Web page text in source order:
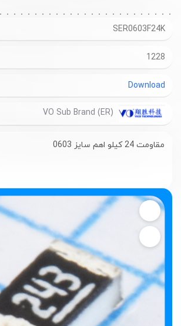
SER0603F24K
1228
Download
مقاومت 24 کیلو اهم سایز 0603